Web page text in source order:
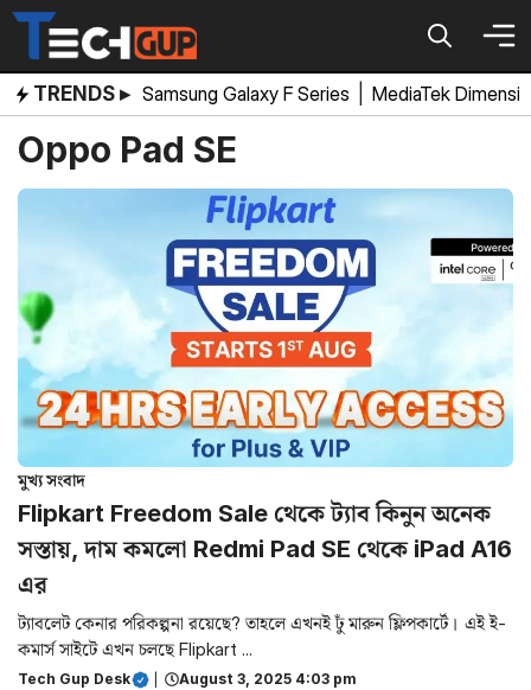
Skip
content
TRENDS ▸ Samsung Galaxy F Series MediaTek
Oppo Pad SE
মুখ্য সংবাদ
Flipkart Freedom Sale থেকে ট্যাব কিনুন অনেক
সস্তায়, দাম কমলো Redmi Pad SE থেকে iPad A16
এর
ট্যাবলেট কেনার পরিকল্পনা রয়েছে? তাহলে এখনই ঢুঁ মারুন ফ্লিপকার্টে। এই ই-
কমার্স সাইটে এখন চলছে Flipkart ...
Tech Gup Desk August 3, 2025 4:03 pm